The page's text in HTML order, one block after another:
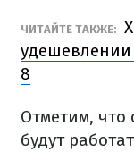
ЧИТАЙТЕ ТАКЖЕ:
удешевлении
8
Отметим, что
будут